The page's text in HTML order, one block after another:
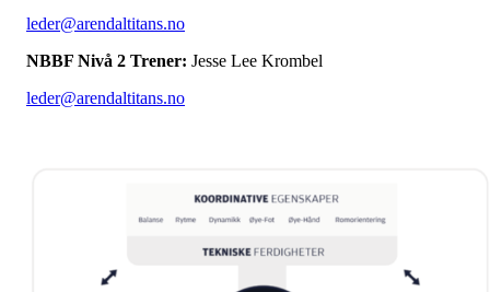
leder@arendaltitans.no
NBBF Nivå 2 Trener: Jesse Lee Krombel
leder@arendaltitans.no